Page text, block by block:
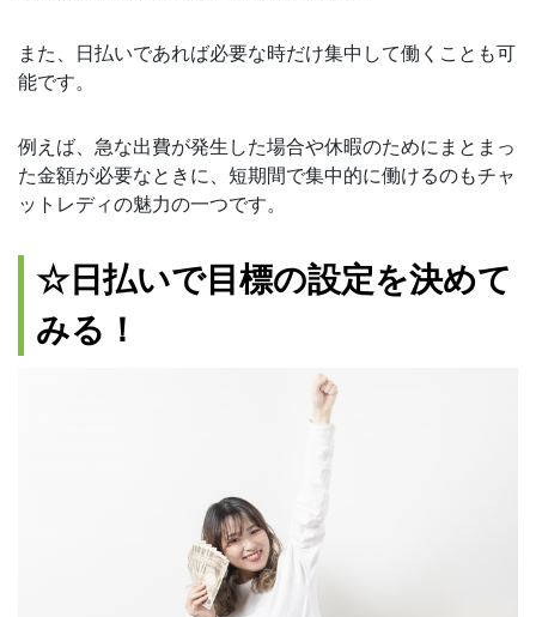
また、日払いであれば必要な時だけ集中して働くことも可
能です。
例えば、急な出費が発生した場合や休暇のためにまとまっ
た金額が必要なときに、短期間で集中的に働けるのもチャ
ットレディの魅力の一つです。
☆日払いで目標の設定を決めて
みる！